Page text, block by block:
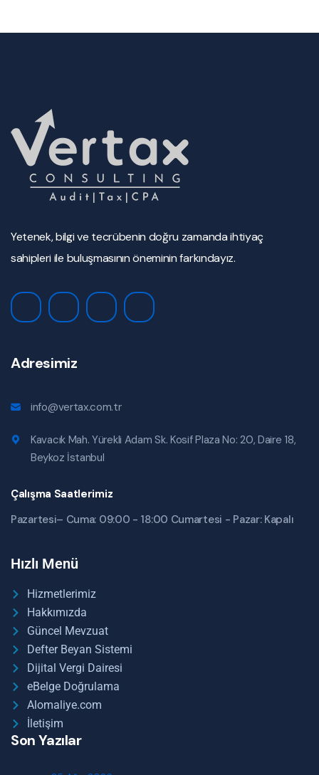
Yetenek, bilgi ve tecrübenin doğru zamanda ihtiyaç
sahipleri ile buluşmasının öneminin farkındayız.
Adresimiz
info@vertax.com.tr
Kavacık Mah. Yürekli Adam Sk. Kosif Plaza No: 20, Daire 18,
Beykoz İstanbul
Çalışma Saatlerimiz
Pazartesi– Cuma: 09:00 - 18:00 Cumartesi - Pazar: Kapalı
Hızlı Menü
Hizmetlerimiz
Hakkımızda
Güncel Mevzuat
Defter Beyan Sistemi
Dijital Vergi Dairesi
eBelge Doğrulama
Alomaliye.com
İletişim
Son Yazılar